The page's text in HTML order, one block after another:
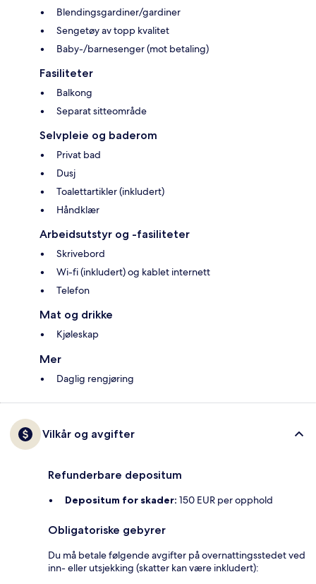
Blendingsgardiner/gardiner
Sengetøy av topp kvalitet
Baby-/barnesenger (mot betaling)
Fasiliteter
Balkong
Separat sitteområde
Selvpleie og baderom
Privat bad
Dusj
Toalettartikler (inkludert)
Håndklær
Arbeidsutstyr og -fasiliteter
Skrivebord
Wi-fi (inkludert) og kablet internett
Telefon
Mat og drikke
Kjøleskap
Mer
Daglig rengjøring
Vilkår og avgifter
Refunderbare depositum
Depositum for skader: 150 EUR per opphold
Obligatoriske gebyrer
Du må betale følgende avgifter på overnattingsstedet ved
inn- eller utsjekking (skatter kan være inkludert):